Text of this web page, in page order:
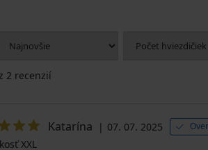
2 recenzií
Katarína 07. 07. 2025
XXL